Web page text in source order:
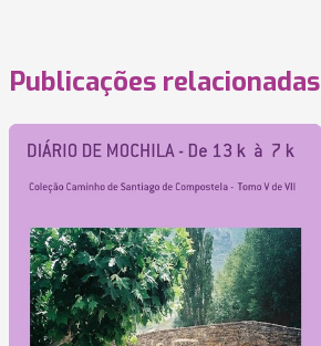
Publicações relacionadas